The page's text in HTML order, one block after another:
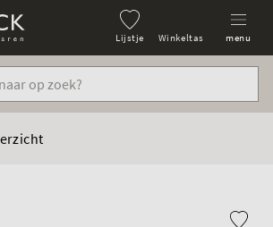
Lijstje Winkeltas menu